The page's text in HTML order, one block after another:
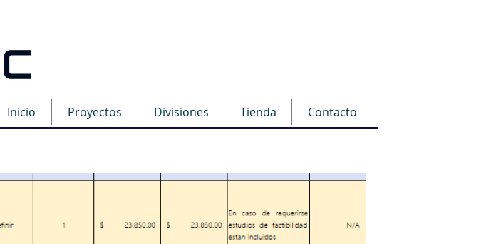
Inicio Proyectos Divisiones Tienda Contacto